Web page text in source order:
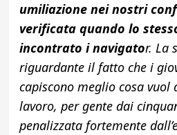
umiliazione nei nostri
verificata quando lo
incontrato i navigator. La
riguardante il fatto che i
capiscono meglio cosa vuol
lavoro, per gente dai
penalizzata fortemente